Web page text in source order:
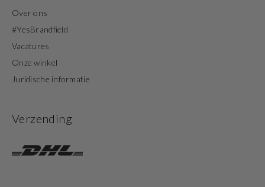
Over ons
#YesBrandfield
Vacatures
Onze winkel
Juridische informatie
Verzending